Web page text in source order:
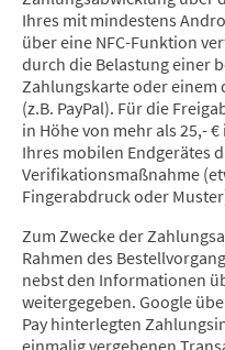
Ihres mit mindestens
über eine NFC-Funktion
durch die Belastung einer
Zahlungskarte oder einem
(z.B. PayPal). Für die
in Höhe von mehr als 25,-
Ihres mobilen Endgerätes
Verifikationsmaßnahme
Fingerabdruck oder
Zum Zwecke der
Rahmen des
nebst den Informationen
weitergegeben. Google
Pay hinterlegten